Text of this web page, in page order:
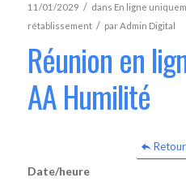
11/01/2029 / dans En ligne
rétablissement / parAdmin Digital
Réunion en
AA Humilité
Date/heure